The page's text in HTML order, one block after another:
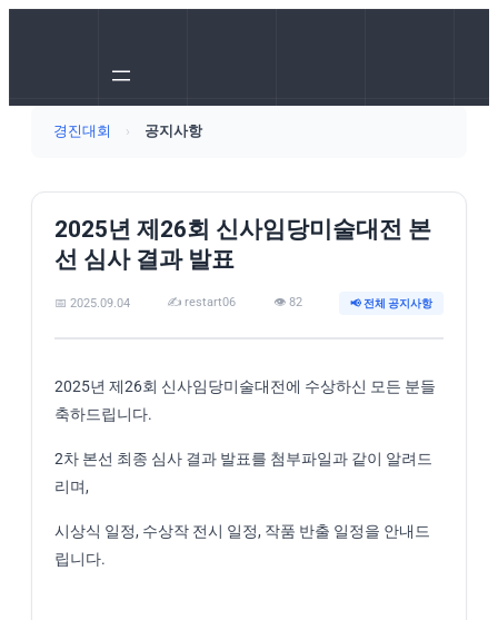
경진대회 › 공지사항
2025년 제26회 신사임당미술대전 본
선 심사 결과 발표
📅 2025.09.04 ✍️ restart06 👁️ 82 📢 전체 공지사항
2025년 제26회 신사임당미술대전에 수상하신 모든 분들
축하드립니다.
2차 본선 최종 심사 결과 발표를 첨부파일과 같이 알려드
리며,
시상식 일정, 수상작 전시 일정, 작품 반출 일정을 안내드
립니다.